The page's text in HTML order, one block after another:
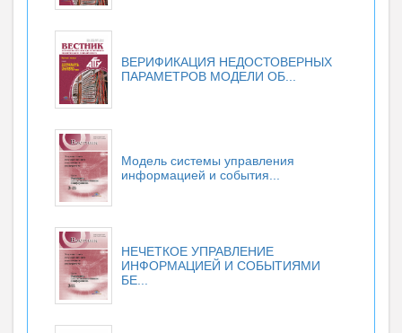
ВЕРИФИКАЦИЯ НЕДОСТОВЕРНЫХ
ПАРАМЕТРОВ МОДЕЛИ ОБ...
Модель системы управления
информацией и события...
НЕЧЕТКОЕ УПРАВЛЕНИЕ
ИНФОРМАЦИЕЙ И СОБЫТИЯМИ
БЕ...